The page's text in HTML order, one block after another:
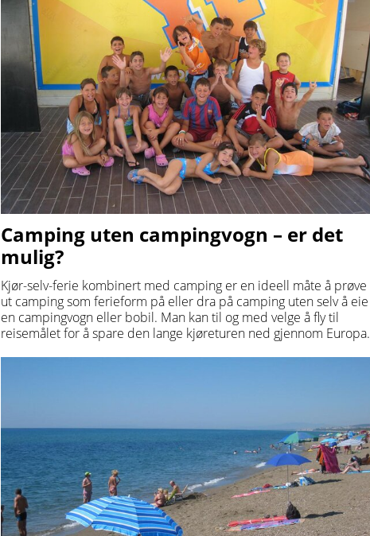
Camping uten campingvogn – er det
mulig?
Kjør-selv-ferie kombinert med camping er en ideell måte å prøve
ut camping som ferieform på eller dra på camping uten selv å eie
en campingvogn eller bobil. Man kan til og med velge å fly til
reisemålet for å spare den lange kjøreturen ned gjennom Europa.